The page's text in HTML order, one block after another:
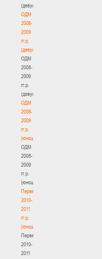
(девушки)
ОДМ
2008-
2009
гг.р.
(девушки)
ОДМ
2008-
2009
гг.р.
(девушки)
ОДМ
2008-
2009
гг.р.
(юноши)
ОДМ
2008-
2009
гг.р.
(юноши)
Первенство
2010-
2011
гг.р.
(юноши)
Первенство
2010-
2011